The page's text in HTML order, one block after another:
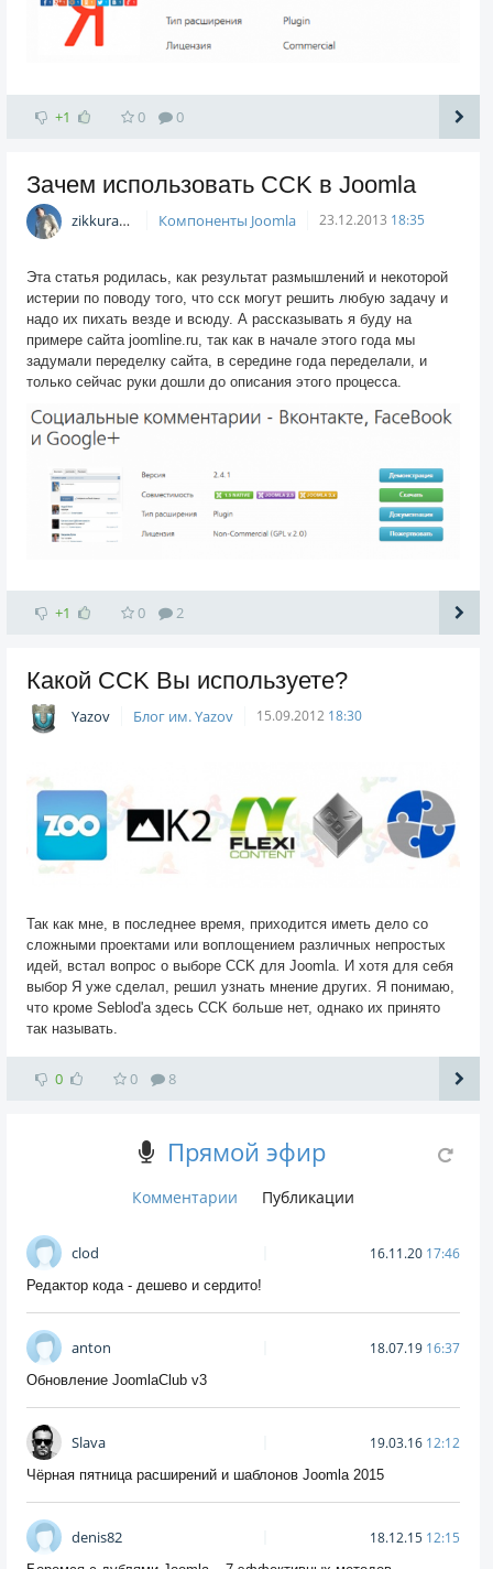
+1 0 0
Зачем использовать CCK в Joomla
zikkuratvk Компоненты Joomla 23.12.2013 18:35
Эта статья родилась, как результат размышлений и некоторой
истерии по поводу того, что сск могут решить любую задачу и
надо их пихать везде и всюду. А рассказывать я буду на
примере сайта joomline.ru, так как в начале этого года мы
задумали переделку сайта, в середине года переделали, и
только сейчас руки дошли до описания этого процесса.
+1 0 2
Какой CCK Вы используете?
Yazov Блог им. Yazov 15.09.2012 18:30
Так как мне, в последнее время, приходится иметь дело со
сложными проектами или воплощением различных непростых
идей, встал вопрос о выборе CCK для Joomla. И хотя для себя
выбор Я уже сделал, решил узнать мнение других. Я понимаю,
что кроме Seblod'а здесь CCK больше нет, однако их принято
так называть.
0 0 8
Прямой эфир
Комментарии Публикации
clod 16.11.20 17:46
Редактор кода - дешево и сердито!
anton 18.07.19 16:37
Обновление JoomlaClub v3
Slava 19.03.16 12:12
Чёрная пятница расширений и шаблонов Joomla 2015
denis82 18.12.15 12:15